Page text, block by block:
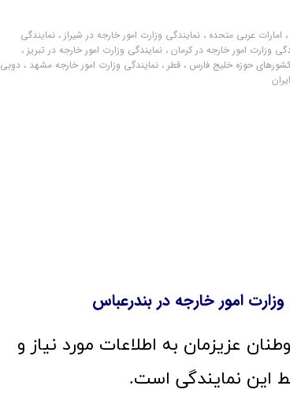
امارات عربی متحده ، نمایندگی وزارت امور خارجه در شیراز ، نمایندگی
وزارت امور خارجه در کرمان، نمایندگی وزارت امور خارجه در تبریز ،
کشورهای حوزه خلیج فارس ، قطر ، نمایندگی وزارت امور خارجه مشهد ، دوبی
امور خارجه در بندرعباس
نمایندگی‌ است.